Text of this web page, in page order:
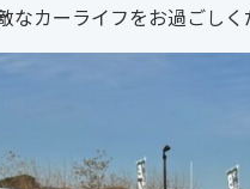
なカーライフをお過ごし